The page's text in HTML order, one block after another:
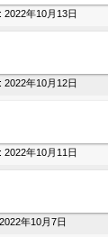
2022年10月13日
2022年10月12日
2022年10月11日
2022年10月7日